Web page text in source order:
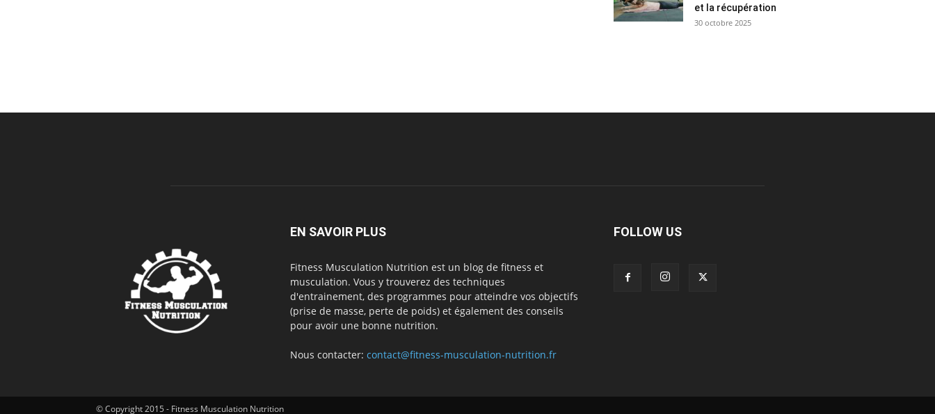
et la récupération
30 octobre 2025
EN SAVOIR PLUS
Fitness Musculation Nutrition est un blog de fitness et
musculation. Vous y trouverez des techniques
d'entrainement, des programmes pour atteindre vos objectifs
(prise de masse, perte de poids) et également des conseils
pour avoir une bonne nutrition.
Nous contacter: contact@fitness-musculation-nutrition.fr
FOLLOW US
© Copyright 2015 - Fitness Musculation Nutrition